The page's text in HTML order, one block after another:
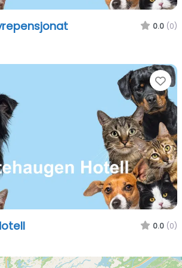
0.0 (0)
0.0 (0)